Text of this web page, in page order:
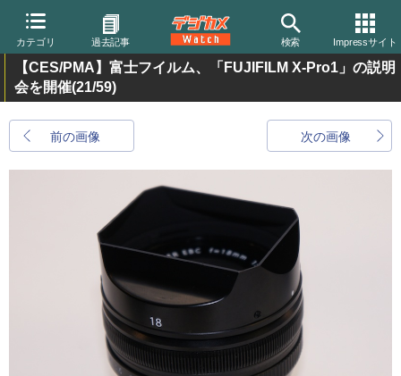
カテゴリ 過去記事 検索 Impressサイト
【CES/PMA】富士フイルム、「FUJIFILM X-Pro1」の説明
会を開催(21/59)
前の画像 次の画像